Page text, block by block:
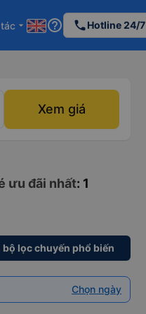
arrow_drop_down help_outline phoneHotline 24/7
Xem giá
ưu đãi nhất: 1
bộ lọc chuyến phổ biến
Chọn ngày